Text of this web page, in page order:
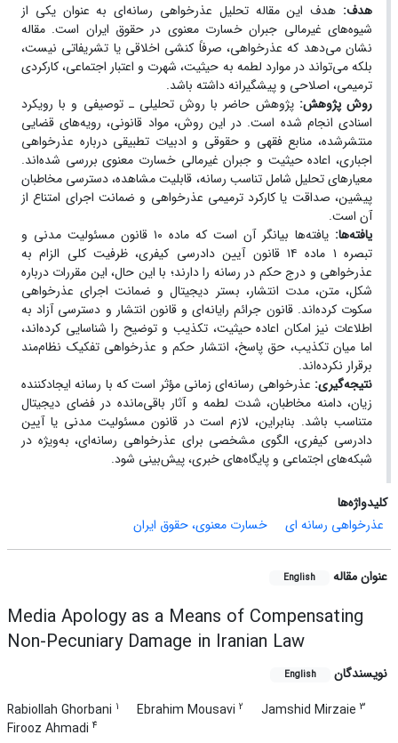
هدف: هدف این مقاله تحلیل عذرخواهی رسانه‌ای به عنوان یکی از
شیوه‌های غیرمالی جبران خسارت معنوی در حقوق ایران است. مقاله
نشان می‌دهد که عذرخواهی، صرفاً کنشی اخلاقی یا تشریفاتی نیست،
بلکه می‌تواند در موارد لطمه به حیثیت، شهرت و اعتبار اجتماعی، کارکردی
ترمیمی، اصلاحی و پیشگیرانه داشته باشد.
روش پژوهش: پژوهش حاضر با روش تحلیلی ـ توصیفی و با رویکرد
اسنادی انجام شده است. در این روش، مواد قانونی، رویه‌های قضایی
منتشرشده، منابع فقهی و حقوقی و ادبیات تطبیقی درباره عذرخواهی
اجباری، اعاده حیثیت و جبران غیرمالی خسارت معنوی بررسی شده‌اند.
معیارهای تحلیل شامل تناسب رسانه، قابلیت مشاهده، دسترسی مخاطبان
پیشین، صداقت یا کارکرد ترمیمی عذرخواهی و ضمانت اجرای امتناع از
آن است.
یافته‌ها: یافته‌ها بیانگر آن است که ماده ۱۰ قانون مسئولیت مدنی و
تبصره ۱ ماده ۱۴ قانون آیین دادرسی کیفری، ظرفیت کلی الزام به
عذرخواهی و درج حکم در رسانه را دارند؛ با این حال، این مقررات درباره
شکل، متن، مدت انتشار، بستر دیجیتال و ضمانت اجرای عذرخواهی
سکوت کرده‌اند. قانون جرائم رایانه‌ای و قانون انتشار و دسترسی آزاد به
اطلاعات نیز امکان اعاده حیثیت، تکذیب و توضیح را شناسایی کرده‌اند،
اما میان تکذیب، حق پاسخ، انتشار حکم و عذرخواهی تفکیک نظام‌مند
برقرار نکرده‌اند.
نتیجه‌گیری: عذرخواهی رسانه‌ای زمانی مؤثر است که با رسانه ایجادکننده
زیان، دامنه مخاطبان، شدت لطمه و آثار باقی‌مانده در فضای دیجیتال
متناسب باشد. بنابراین، لازم است در قانون مسئولیت مدنی یا آیین
دادرسی کیفری، الگوی مشخصی برای عذرخواهی رسانه‌ای، به‌ویژه در
شبکه‌های اجتماعی و پایگاه‌های خبری، پیش‌بینی شود.
کلیدواژه‌ها
عذرخواهی رسانه ای
خسارت معنوی، حقوق ایران
عنوان مقاله English
Media Apology as a Means of Compensating
Non-Pecuniary Damage in Iranian Law
نویسندگان English
Rabiollah Ghorbani 1 Ebrahim Mousavi 2 Jamshid Mirzaie 3
Firooz Ahmadi 4